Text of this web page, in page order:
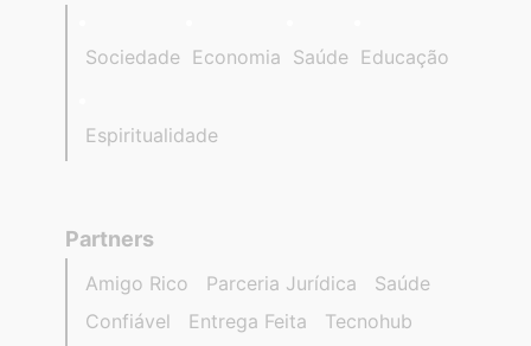
Sociedade Economia Saúde Educação
Espiritualidade
Partners
Amigo Rico Parceria Jurídica
Saúde
Confiável
Entrega Feita
Tecnohub